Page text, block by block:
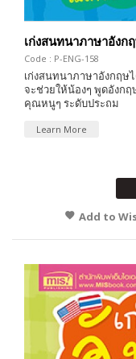
เก่งสนทนาภาษาอัง
Code : P-ENG-158
เก่งสนทนาภาษาอังกฤษ
จะช่วยให้น้องๆ พูดอังก
คุณหนูๆ ระดับประถม
Learn More
Add to